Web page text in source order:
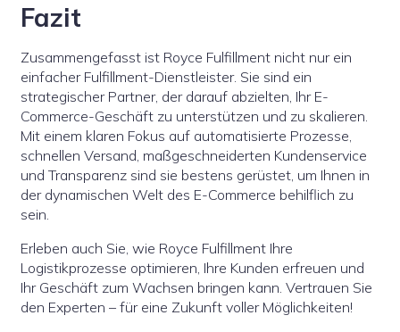
Fazit
Zusammengefasst ist Royce Fulfillment nicht nur ein
einfacher Fulfillment-Dienstleister. Sie sind ein
strategischer Partner, der darauf abzielten, Ihr E-
Commerce-Geschäft zu unterstützen und zu skalieren.
Mit einem klaren Fokus auf automatisierte Prozesse,
schnellen Versand, maßgeschneiderten Kundenservice
und Transparenz sind sie bestens gerüstet, um Ihnen in
der dynamischen Welt des E-Commerce behilflich zu
sein.
Erleben auch Sie, wie Royce Fulfillment Ihre
Logistikprozesse optimieren, Ihre Kunden erfreuen und
Ihr Geschäft zum Wachsen bringen kann. Vertrauen Sie
den Experten – für eine Zukunft voller Möglichkeiten!